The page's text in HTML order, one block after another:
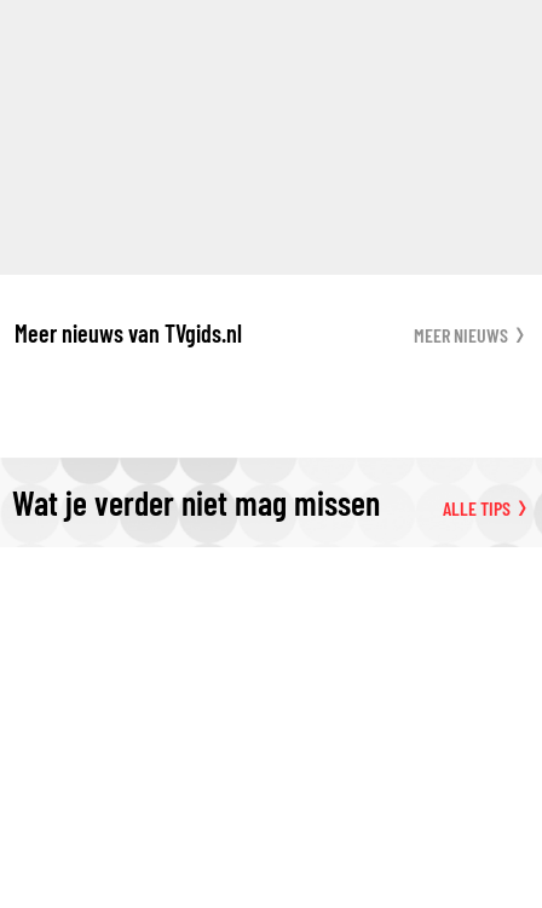
Meer nieuws van TVgids.nl MEER NIEUWS
Wat je verder niet mag missen ALLE TIPS